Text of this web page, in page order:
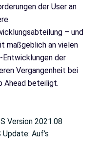
der User an
– und
maßgeblich an vielen
Entwicklungen der
Vergangenheit bei
Ahead beteiligt.
Version 2021.08
Update: Auf’s